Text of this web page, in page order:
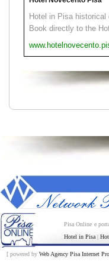
Hotel in Pisa historical
Book directly to the
Pisa Online e
Hotel in Pisa |
[ powered by Web Agency Pisa Internet